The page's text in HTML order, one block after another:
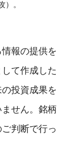
）。
報の提供を
て作成した
投資成果を
せん。銘柄
判断で行っ